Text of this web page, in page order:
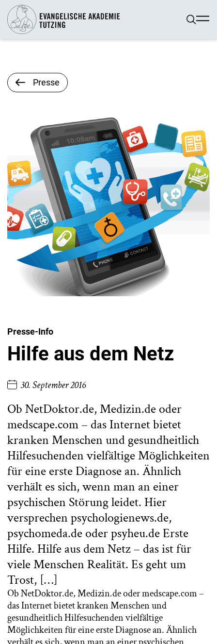
Presse
Presse-Info
Hilfe aus dem Netz
30. September 2016
Ob NetDoktor.de, Medizin.de oder
medscape.com – das Internet bietet
kranken Menschen und gesundheitlich
Hilfesuchenden vielfältige Möglichkeiten
für eine erste Diagnose an. Ähnlich
verhält es sich, wenn man an einer
psychischen Störung leidet. Hier
versprechen psychologienews.de,
psychomeda.de oder psyheu.de Erste
Hilfe. Hilfe aus dem Netz – das ist für
viele Menschen Realität. Es geht um
Trost, […]
Ob NetDoktor.de, Medizin.de oder medscape.com –
das Internet bietet kranken Menschen und
gesundheitlich Hilfesuchenden vielfältige
Möglichkeiten für eine erste Diagnose an. Ähnlich